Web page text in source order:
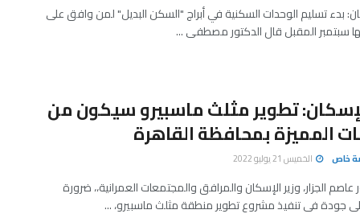
بدء تسليم الوحدات السكنية في أبراج "السكن البديل" لمن وافق على
سبتمبر المقبل قال الدكتور مصطفى ...
تطوير مثلث ماسبيرو سيكون من
المميزة بمحافظة القاهرة
خاص الخميس 21 يوليو 2022
عاصم الجزار، وزير الإسكان والمرافق والمجتمعات العمرانية،، ضرورة
جودة فى تنفيذ مشروع تطوير منطقة مثلث ماسبيرو، ...